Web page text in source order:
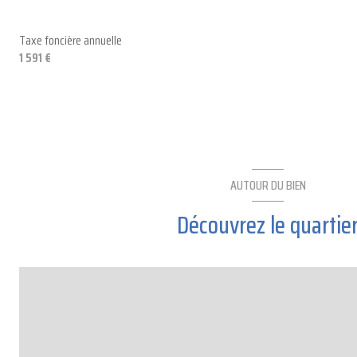
Taxe foncière annuelle
1 591 €
AUTOUR DU BIEN
Découvrez le